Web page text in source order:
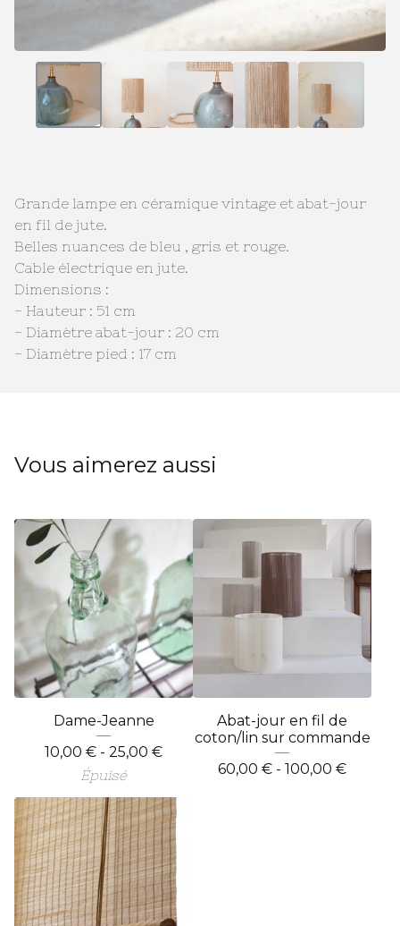
Grande lampe en céramique vintage et abat-jour
en fil de jute.
Belles nuances de bleu , gris et rouge.
Cable électrique en jute.
Dimensions :
- Hauteur : 51 cm
- Diamètre abat-jour : 20 cm
- Diamètre pied : 17 cm
Vous aimerez aussi
Dame-Jeanne
10,00 € - 25,00 €
Épuisé
Abat-jour en fil de
coton/lin sur commande
60,00 € - 100,00 €